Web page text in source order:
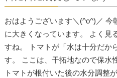
おはようございます＼(^o^)／ 今
に大きくなっています。 よく見
すね。 トマトが「水は十分だか
す。 ここは、干拓地なので保水
トマトが​根付いた後の水分調整